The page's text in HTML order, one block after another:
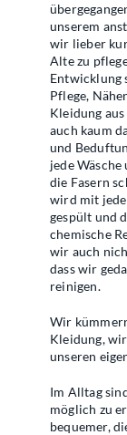
unserem
wir lieber
Alte zu
Entwicklung
Pflege,
Kleidung
auch kaum
und
jede
die Fasern
wird mit
gespült und
chemische
wir auch
dass wir
reinigen.
Wir
Kleidung,
unseren
Im Alltag
möglich zu
bequemer,